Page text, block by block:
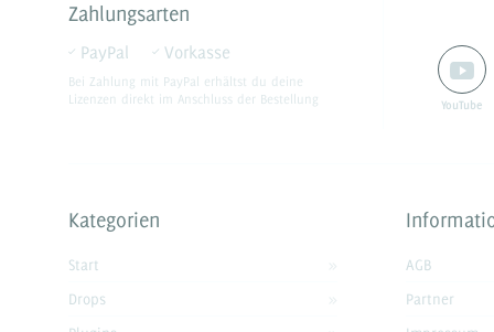
Zahlungsarten
PayPal Vorkasse
Bei Zahlung mit PayPal erhältst du deine
Lizenzen direkt im Anschluss der Bestellung
YouTube
Kategorien
Start
Drops
AGB
Partner